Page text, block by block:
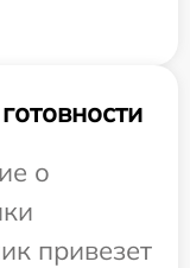
о
привезет